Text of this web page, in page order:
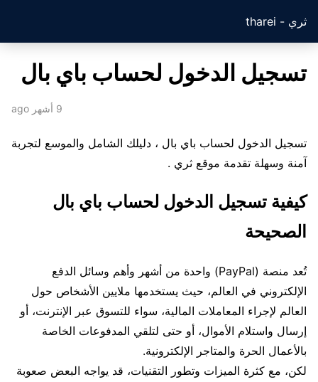
ثري - tharei
تسجيل الدخول لحساب باي بال
9 أشهر ago
تسجيل الدخول لحساب باي بال ، دليلك الشامل والموسع لتجربة
آمنة وسهلة تقدمة موقع ثري .
كيفية تسجيل الدخول لحساب باي بال
الصحيحة
تُعد منصة (PayPal) واحدة من أشهر وأهم وسائل الدفع
الإلكتروني في العالم، حيث يستخدمها ملايين الأشخاص حول
العالم لإجراء المعاملات المالية، سواء للتسوق عبر الإنترنت، أو
إرسال واستلام الأموال، أو حتى لتلقي المدفوعات الخاصة
بالأعمال الحرة والمتاجر الإلكترونية.
لكن، مع كثرة الميزات وتطور التقنيات، قد يواجه البعض صعوبة